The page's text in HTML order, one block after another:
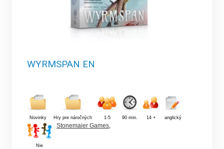
WYRMSPAN EN
Novinky Hry pre náročných 1-5 90 min. 14 + anglický
Nie
Stonemaier Games,